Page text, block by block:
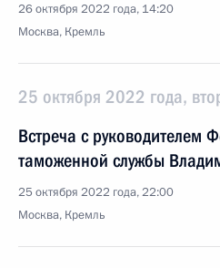
26 октября 2022 года, 14:20
Москва, Кремль
25 октября 2022 года,
Встреча с руководителем
таможенной службы
25 октября 2022 года, 22:00
Москва, Кремль